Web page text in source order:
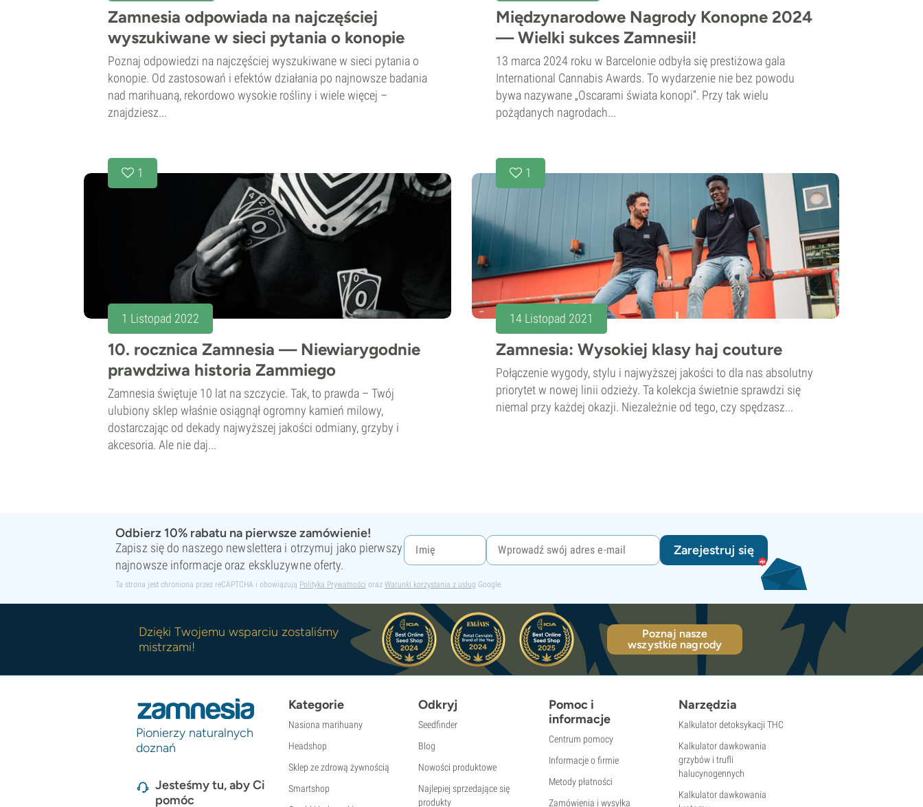
Zamnesia odpowiada na najczęściej
wyszukiwane w sieci pytania o konopie
Poznaj odpowiedzi na najczęściej wyszukiwane w sieci pytania o
konopie. Od zastosowań i efektów działania po najnowsze badania
nad marihuaną, rekordowo wysokie rośliny i wiele więcej –
znajdziesz...
Międzynarodowe Nagrody Konopne 2024
— Wielki sukces Zamnesii!
13 marca 2024 roku w Barcelonie odbyła się prestiżowa gala
International Cannabis Awards. To wydarzenie nie bez powodu
bywa nazywane „Oscarami świata konopi”. Przy tak wielu
pożądanych nagrodach...
1
1 Listopad 2022
10. rocznica Zamnesia — Niewiarygodnie
prawdziwa historia Zammiego
Zamnesia świętuje 10 lat na szczycie. Tak, to prawda – Twój
ulubiony sklep właśnie osiągnął ogromny kamień milowy,
dostarczając od dekady najwyższej jakości odmiany, grzyby i
akcesoria. Ale nie daj...
1
14 Listopad 2021
Zamnesia: Wysokiej klasy haj couture
Połączenie wygody, stylu i najwyższej jakości to dla nas absolutny
priorytet w nowej linii odzieży. Ta kolekcja świetnie sprawdzi się
niemal przy każdej okazji. Niezależnie od tego, czy spędzasz...
Odbierz 10% rabatu na pierwsze zamówienie!
Zapisz się do naszego newslettera i otrzymuj jako pierwszy
najnowsze informacje oraz ekskluzywne oferty.
Zarejestruj się
Ta strona jest chroniona przez reCAPTCHA i obowiązują Polityka Prywatności oraz Warunki korzystania z usług Google.
Dzięki Twojemu wsparciu zostaliśmy
mistrzami!
Poznaj nasze
wszystkie nagrody
Pionierzy naturalnych
doznań
Jesteśmy tu, aby Ci
pomóc
Kategorie
Nasiona marihuany
Headshop
Sklep ze zdrową żywnością
Smartshop
Odkryj
Seedfinder
Blog
Nowości produktowe
Najlepiej sprzedające się
produkty
Pomoc i
informacje
Centrum pomocy
Informacje o firmie
Metody płatności
Zamówienia i wysyłka
Narzędzia
Kalkulator detoksykacji THC
Kalkulator dawkowania
grzybów i trufli
halucynogennych
Kalkulator dawkowania